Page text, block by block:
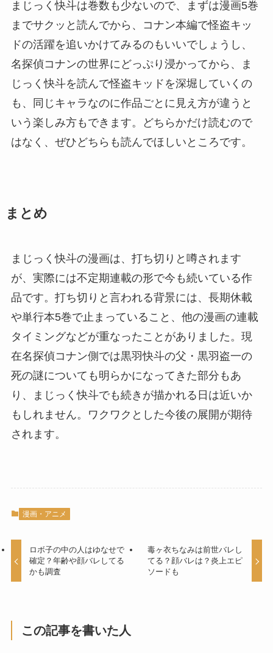
まじっく快斗は巻数も少ないので、まずは漫画5巻
までサクッと読んでから、コナン本編で怪盗キッ
ドの活躍を追いかけてみるのもいいでしょうし、
名探偵コナンの世界にどっぷり浸かってから、ま
じっく快斗を読んで怪盗キッドを深堀していくの
も、同じキャラなのに作品ごとに見え方が違うと
いう楽しみ方もできます。どちらかだけ読むので
はなく、ぜひどちらも読んでほしいところです。
まとめ
まじっく快斗の漫画は、打ち切りと噂されます
が、実際には不定期連載の形で今も続いている作
品です。打ち切りと言われる背景には、長期休載
や単行本5巻で止まっていること、他の漫画の連載
タイミングなどが重なったことがありました。現
在名探偵コナン側では黒羽快斗の父・黒羽盗一の
死の謎についても明らかになってきた部分もあ
り、まじっく快斗でも続きが描かれる日は近いか
もしれません。ワクワクとした今後の展開が期待
されます。
漫画・アニメ
ロボ子の中の人はゆなせで
確定？年齢や顔バレしてる
かも調査
毒ヶ衣ちなみは前世バレし
てる？顔バレは？炎上エピ
ソードも
この記事を書いた人